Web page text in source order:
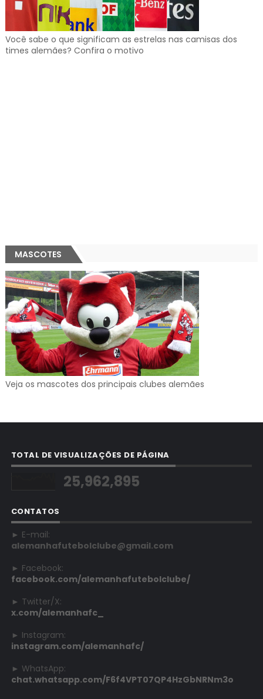
Você sabe o que significam as estrelas nas camisas dos
times alemães? Confira o motivo
MASCOTES
Veja os mascotes dos principais clubes alemães
TOTAL DE VISUALIZAÇÕES DE PÁGINA
25,962,895
CONTATOS
► E-mail:
alemanhafutebolclube@gmail.com
► Facebook:
facebook.com/alemanhafutebolclube/
► Twitter/X:
x.com/alemanhafc_
► Instagram:
instagram.com/alemanhafc/
► WhatsApp:
chat.whatsapp.com/F6f4VPT07QP4HzGbNRNm3o